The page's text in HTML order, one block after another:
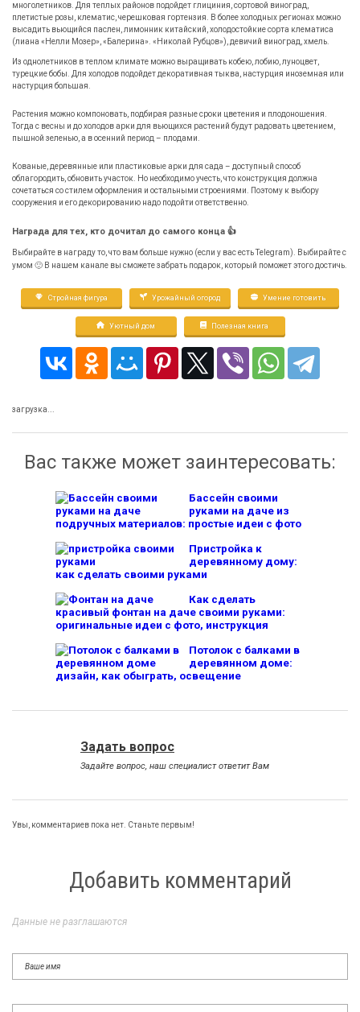
многолетников. Для теплых районов подойдет глициния, сортовой виноград,
плетистые розы, клематис, черешковая гортензия. В более холодных регионах можно
высадить вьющийся паслен, лимонник китайский, холодостойкие сорта клематиса
(лиана «Нелли Мозер», «Балерина». «Николай Рубцов»), девичий виноград, хмель.
Из однолетников в теплом климате можно выращивать кобею, лобию, луноцвет,
турецкие бобы. Для холодов подойдет декоративная тыква, настурция иноземная или
настурция большая.
Растения можно компоновать, подбирая разные сроки цветения и плодоношения.
Тогда с весны и до холодов арки для вьющихся растений будут радовать цветением,
пышной зеленью, а в осенний период – плодами.
Кованые, деревянные или пластиковые арки для сада – доступный способ
облагородить, обновить участок. Но необходимо учесть, что конструкция должна
сочетаться со стилем оформления и остальными строениями. Поэтому к выбору
сооружения и его декорированию надо подойти ответственно.
Награда для тех, кто дочитал до самого конца 👍
Выбирайте в награду то, что вам больше нужно (если у вас есть Telegram). Выбирайте с
умом 🙂 В нашем канале вы сможете забрать подарок, который поможет этого достичь.
Стройная фигура Урожайный огород Умение готовить
Уютный дом Полезная книга
загрузка...
Вас также может заинтересовать:
Бассейн своими
руками на даче из
подручных материалов: простые идеи с фото
Пристройка к
деревянному дому:
как сделать своими руками
Как сделать
красивый фонтан на даче своими руками:
оригинальные идеи с фото, инструкция
Потолок с балками в
деревянном доме:
дизайн, как обыграть, освещение
Задать вопрос
Задайте вопрос, наш специалист ответит Вам
Увы, комментариев пока нет. Станьте первым!
Добавить комментарий
Данные не разглашаются